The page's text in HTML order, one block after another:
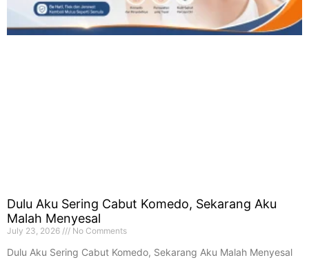
Dulu Aku Sering Cabut Komedo, Sekarang Aku
Malah Menyesal
July 23, 2026 No Comments
Dulu Aku Sering Cabut Komedo, Sekarang Aku Malah Menyesal